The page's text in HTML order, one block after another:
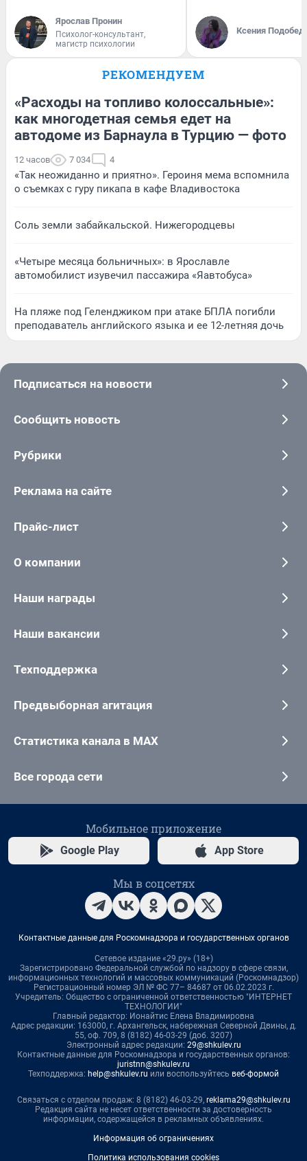
Ярослав Пронин
Психолог-консультант,
магистр психологии
Ксения
РЕКОМЕНДУЕМ
«Расходы на топливо колоссальные»:
как многодетная семья едет на
автодоме из Барнаула в Турцию — фото
12 часов 7 034 4
«Так неожиданно и приятно». Героиня мема вспомнила
о съемках с гуру пикапа в кафе Владивостока
Соль земли забайкальской. Нижегородцевы
«Четыре месяца больничных»: в Ярославле
автомобилист изувечил пассажира «Яавтобуса»
На пляже под Геленджиком при атаке БПЛА погибли
преподаватель английского языка и ее 12-летняя дочь
Подписаться на новости
Сообщить новость
Рубрики
Реклама на сайте
Прайс-лист
О компании
Наши награды
Наши вакансии
Техподдержка
Предвыборная агитация
Статистика канала в MAX
Все города сети
Мобильное приложение
Google Play App Store
Мы в соцсетях
Контактные данные для Роскомнадзора и государственных органов
Сетевое издание «29.ру» (18+)
Зарегистрировано Федеральной службой по надзору в сфере связи,
информационных технологий и массовых коммуникаций (Роскомнадзор)
Регистрационный номер ЭЛ № ФС 77– 84687 от 06.02.2023 г.
Учредитель: Общество с ограниченной ответственностью "ИНТЕРНЕТ
ТЕХНОЛОГИИ"
Главный редактор: Ионайтис Елена Владимировна
Адрес редакции: 163000, г. Архангельск, набережная Северной Двины, д.
55, оф. 709, 8 (8182) 46-03-29 (доб. 3207)
Электронный адрес редакции: 29@shkulev.ru
Контактные данные для Роскомнадзора и государственных органов:
juristnn@shkulev.ru
Техподдержка: help@shkulev.ru или воспользуйтесь веб-формой
Связаться с отделом продаж: 8 (8182) 46-03-29, reklama29@shkulev.ru
Редакция сайта не несет ответственности за достоверность
информации, содержащейся в рекламных объявлениях.
Информация об ограничениях
Политика использования cookies